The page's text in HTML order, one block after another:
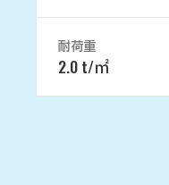
耐荷重
2.0 t/㎡